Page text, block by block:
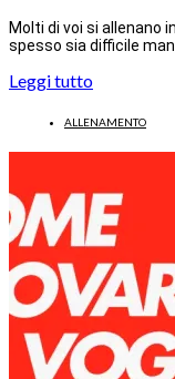
Molti di voi si allenano
spesso sia difficile
Leggi tutto
ALLENAMENTO